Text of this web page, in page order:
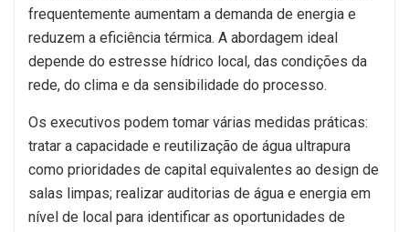
frequentemente aumentam a demanda de energia e
reduzem a eficiência térmica. A abordagem ideal
depende do estresse hídrico local, das condições da
rede, do clima e da sensibilidade do processo.
Os executivos podem tomar várias medidas práticas:
tratar a capacidade e reutilização de água ultrapura
como prioridades de capital equivalentes ao design de
salas limpas; realizar auditorias de água e energia em
nível de local para identificar as oportunidades de